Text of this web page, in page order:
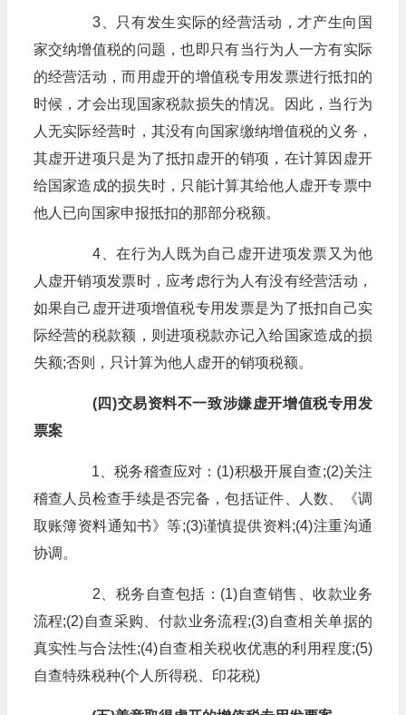
3、只有发生实际的经营活动，才产生向国
家交纳增值税的问题，也即只有当行为人一方有实际
的经营活动，而用虚开的增值税专用发票进行抵扣的
时候，才会出现国家税款损失的情况。因此，当行为
人无实际经营时，其没有向国家缴纳增值税的义务，
其虚开进项只是为了抵扣虚开的销项，在计算因虚开
给国家造成的损失时，只能计算其给他人虚开专票中
他人已向国家申报抵扣的那部分税额。
4、在行为人既为自己虚开进项发票又为他
人虚开销项发票时，应考虑行为人有没有经营活动，
如果自己虚开进项增值税专用发票是为了抵扣自己实
际经营的税款额，则进项税款亦记入给国家造成的损
失额;否则，只计算为他人虚开的销项税额。
(四)交易资料不一致涉嫌虚开增值税专用发
票案
1、税务稽查应对：(1)积极开展自查;(2)关注
稽查人员检查手续是否完备，包括证件、人数、《调
取账簿资料通知书》等;(3)谨慎提供资料;(4)注重沟通
协调。
2、税务自查包括：(1)自查销售、收款业务
流程;(2)自查采购、付款业务流程;(3)自查相关单据的
真实性与合法性;(4)自查相关税收优惠的利用程度;(5)
自查特殊税种(个人所得税、印花税)